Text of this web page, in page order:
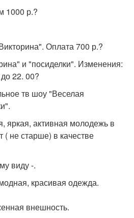
1000 р.?
Оплата 700 р.?
и "посиделки". Изменения:
22. 00?
тв шоу "Веселая
яркая, активная молодежь в
( не старше) в качестве
виду -.
красивая одежда.
внешность.